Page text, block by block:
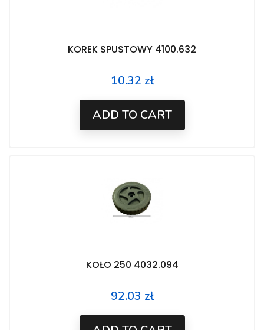
KOREK SPUSTOWY 4100.632
Price
10.32 zł
ADD TO CART
KOŁO 250 4032.094
Price
92.03 zł